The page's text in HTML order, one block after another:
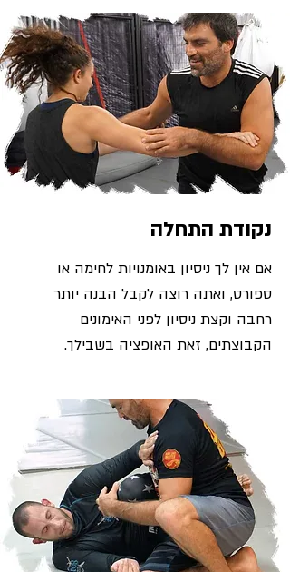
נקודת התחלה
אם אין לך ניסיון באומנויות לחימה או
ספורט, ואתה רוצה לקבל הבנה יותר
רחבה וקצת ניסיון לפני האימונים
הקבוצתים, זאת האופציה בשבילך.